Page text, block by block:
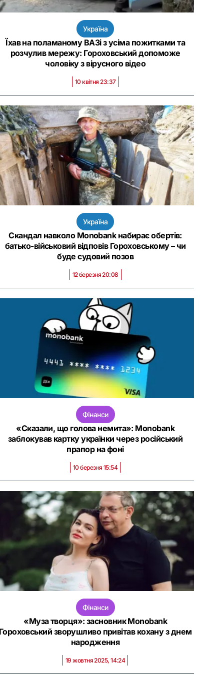
Україна
Їхав на поламаному ВАЗі з усіма пожитками та
розчулив мережу: Гороховський допоможе
чоловіку з вірусного відео
10 квітня 23:37
Україна
Скандал навколо Monobank набирає обертів:
батько-військовий відповів Гороховському – чи
буде судовий позов
12 березня 20:08
Фінанси
«Сказали, що голова немита»: Monobank
заблокував картку українки через російський
прапор на фоні
10 березня 15:54
Фінанси
«Муза творця»: засновник Monobank
зворушливо привітав кохану з днем
народження
19 жовтня 2025, 14:24